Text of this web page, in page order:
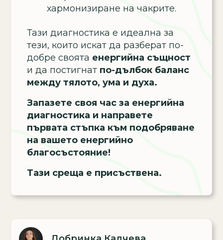
хармонизиране на чакрите.
Тази диагностика е идеална за
тези, които искат да разберат по-
добре своята енергийна същност
и да постигнат по-дълбок баланс
между тялото, ума и духа.
Запазете своя час за енергийна
диагностика и направете
първата стъпка към подобряване
на вашето енергийно
благосъстояние!
Тази среща е присъствена.